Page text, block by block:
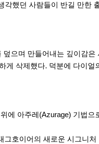
각했던 사람들이 반길 만한
으며 만들어내는 깊이감
삭제했다. 덕분에 다이
아주레(Azurage) 기법
호이어의 새로운 시그니